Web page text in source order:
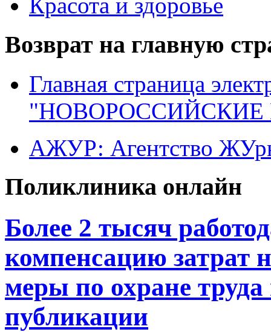
Красота и здоровье
Возврат на главную
Главная страница
"НОВОРОССИЙСКИЕ
АЖУР: Агентство
Поликлиника онлайн
Более 2 тысяч
компенсацию затрат
меры по охране труда
публикации